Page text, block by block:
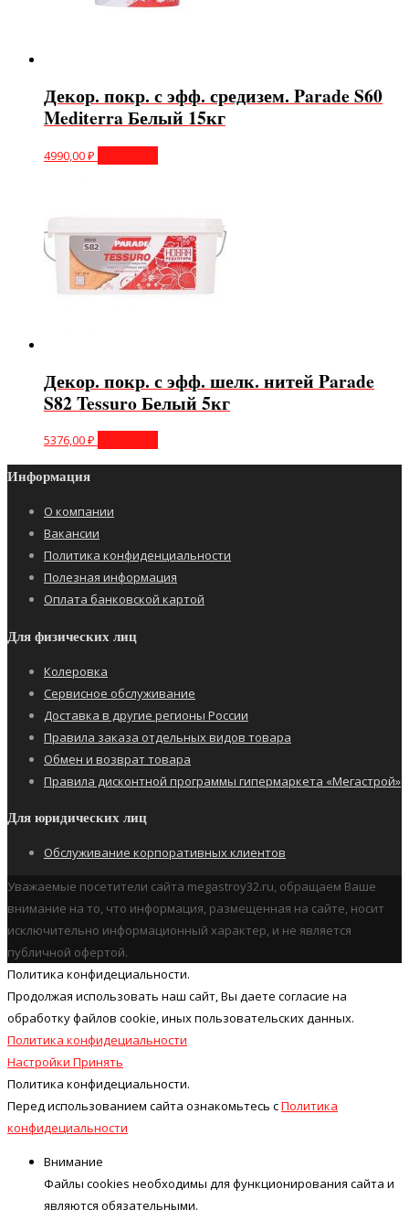
Декор. покр. с эфф. средизем. Parade S60
Mediterra Белый 15кг
4990,00₽
Декор. покр. с эфф. шелк. нитей Parade
S82 Tessuro Белый 5кг
5376,00₽
Информация
О компании
Вакансии
Политика конфиденциальности
Полезная информация
Оплата банковской картой
Для физических лиц
Колеровка
Сервисное обслуживание
Доставка в другие регионы России
Правила заказа отдельных видов товара
Обмен и возврат товара
Правила дисконтной программы гипермаркета «Мегастрой»
Для юридических лиц
Обслуживание корпоративных клиентов
Уважаемые посетители сайта megastroy32.ru, обращаем Ваше
внимание на то, что информация, размещенная на сайте, носит
исключительно информационный характер, и не является
публичной офертой.
Политика конфидециальности.
Продолжая использовать наш cайт, Вы даете согласие на
обработку файлов cookie, иных пользовательских данных.
Политика конфидециальности
Настройки Принять
Политика конфидециальности.
Перед использованием сайта ознакомьтесь сПолитика
конфидециальности
Внимание
Файлы cookies необходимы для функционирования сайта и
являются обязательными.